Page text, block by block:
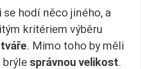
se hodí něco jiného, a
kritériem výběru
. Mimo toho by měli
správnou velikost.